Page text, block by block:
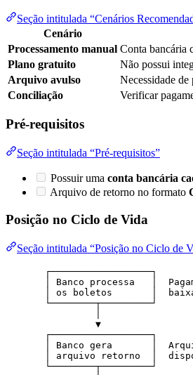
Seção intitulada “Cenários
Cenário
Processamento manual Conta bancária
Plano gratuito
Não possui
Arquivo avulso
Necessidade
Conciliação
Verificar
Pré-requisitos
Seção intitulada “Pré-requisitos”
Possuir uma conta bancária
Arquivo de retorno no formato
Posição no Ciclo de Vida
Seção intitulada “Posição no Ciclo de
┌──────────────────┐
│ Banco processa   │
│ os boletos       │
└────────┬─────────┘
▼
┌──────────────────┐
│ Banco gera       │
│ arquivo retorno  │
└────────┬─────────┘